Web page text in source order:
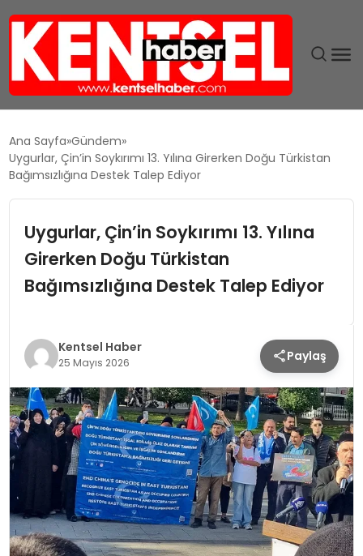
GÜNDEM
EĞITIM
TEKNOLOJI
MAGAZIN
KÜLTÜR & SANAT
SPOR
SAĞLIK
Ana Sayfa Gündem
Uygurlar, Çin’in Soykırımı 13. Yılına Girerken Doğu Türkistan
Bağımsızlığına Destek Talep Ediyor
Uygurlar, Çin’in Soykırımı 13. Yılına
Girerken Doğu Türkistan
Bağımsızlığına Destek Talep Ediyor
Kentsel Haber
25 Mayıs 2026 Paylaş